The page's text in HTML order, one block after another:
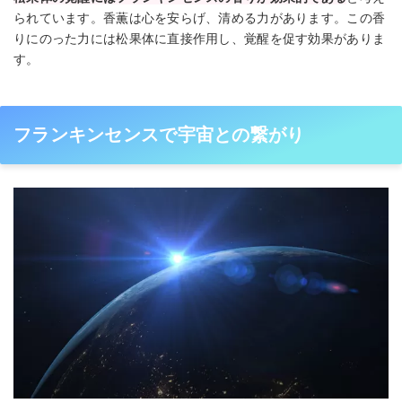
られています。香薫は心を安らげ、清める力があります。この香
りにのった力には松果体に直接作用し、覚醒を促す効果がありま
す。
フランキンセンスで宇宙との繋がり